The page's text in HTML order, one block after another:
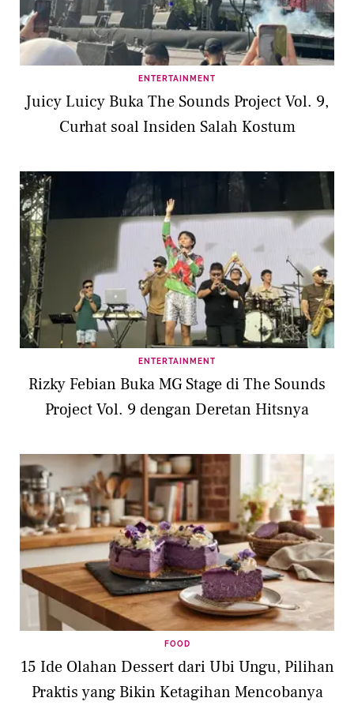
ENTERTAINMENT
Juicy Luicy Buka The Sounds Project Vol. 9,
Curhat soal Insiden Salah Kostum
ENTERTAINMENT
Rizky Febian Buka MG Stage di The Sounds
Project Vol. 9 dengan Deretan Hitsnya
FOOD
15 Ide Olahan Dessert dari Ubi Ungu, Pilihan
Praktis yang Bikin Ketagihan Mencobanya